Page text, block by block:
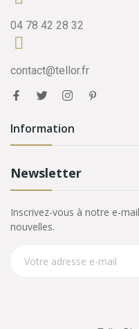
04 78 42 28 32
contact@tellor.fr
Information
Newsletter
Inscrivez-vous à notre e-
nouvelles.